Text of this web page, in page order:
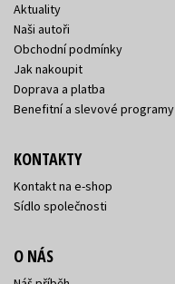
Aktuality
Naši autoři
Obchodní podmínky
Jak nakoupit
Doprava a platba
Benefitní a slevové programy
KONTAKTY
Kontakt na e-shop
Sídlo společnosti
O NÁS